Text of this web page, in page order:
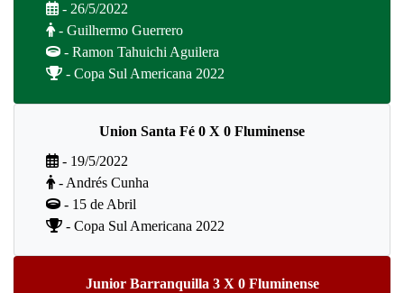
- 26/5/2022
- Guilhermo Guerrero
- Ramon Tahuichi Aguilera
- Copa Sul Americana 2022
Union Santa Fé 0 X 0 Fluminense
- 19/5/2022
- Andrés Cunha
- 15 de Abril
- Copa Sul Americana 2022
Junior Barranquilla 3 X 0 Fluminense